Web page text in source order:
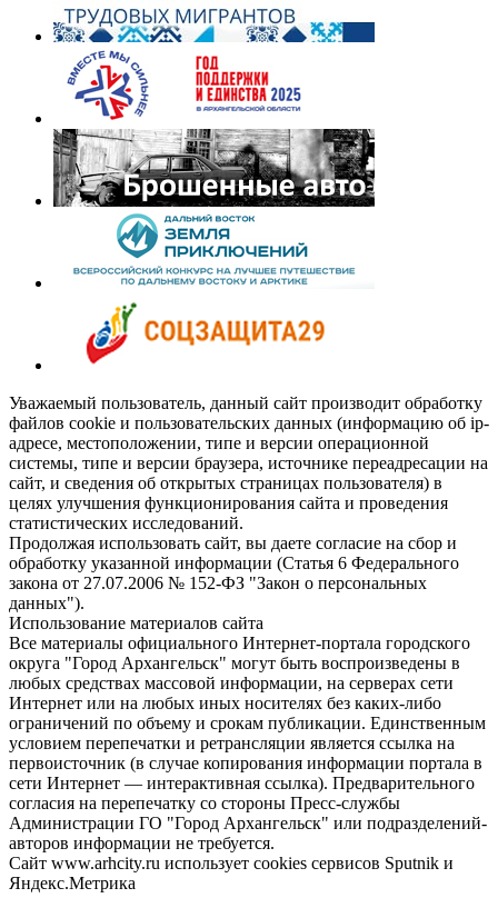
Уважаемый пользователь, данный сайт производит обработку
файлов cookie и пользовательских данных (информацию об ip-
адресе, местоположении, типе и версии операционной
системы, типе и версии браузера, источнике переадресации на
сайт, и сведения об открытых страницах пользователя) в
целях улучшения функционирования сайта и проведения
статистических исследований.
Продолжая использовать сайт, вы даете согласие на сбор и
обработку указанной информации (Статья 6 Федерального
закона от 27.07.2006 № 152-ФЗ "Закон о персональных
данных").
Использование материалов сайта
Все материалы официального Интернет-портала городского
округа "Город Архангельск" могут быть воспроизведены в
любых средствах массовой информации, на серверах сети
Интернет или на любых иных носителях без каких-либо
ограничений по объему и срокам публикации. Единственным
условием перепечатки и ретрансляции является ссылка на
первоисточник (в случае копирования информации портала в
сети Интернет — интерактивная ссылка). Предварительного
согласия на перепечатку со стороны Пресс-службы
Администрации ГО "Город Архангельск" или подразделений-
авторов информации не требуется.
Сайт www.arhcity.ru использует cookies сервисов Sputnik и
Яндекс.Метрика